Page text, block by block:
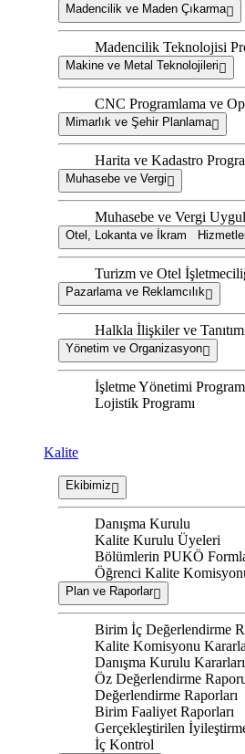
Madencilik ve Maden Çıkarma
Madencilik Teknolojisi
Makine ve Metal Teknolojileri
CNC Programlama ve
Mimarlık ve Şehir Planlama
Harita ve Kadastro
Muhasebe ve Vergi
Muhasebe ve Vergi
Otel, Lokanta ve İkram
Turizm ve Otel
Pazarlama ve Reklamcılık
Halkla İlişkiler ve Tanıtım
Yönetim ve Organizasyon
İşletme Yönetimi
Lojistik Programı
Kalite
Ekibimiz
Danışma Kurulu
Kalite Kurulu Üyeleri
Bölümlerin PUKÖ
Öğrenci Kalite
Plan ve Raporlar
Birim İç Değerlendirme
Kalite Komisyonu
Danışma Kurulu Kararları
Öz Değerlendirme
Değerlendirme Raporları
Birim Faaliyet Raporları
Gerçekleştirilen
İç Kontrol